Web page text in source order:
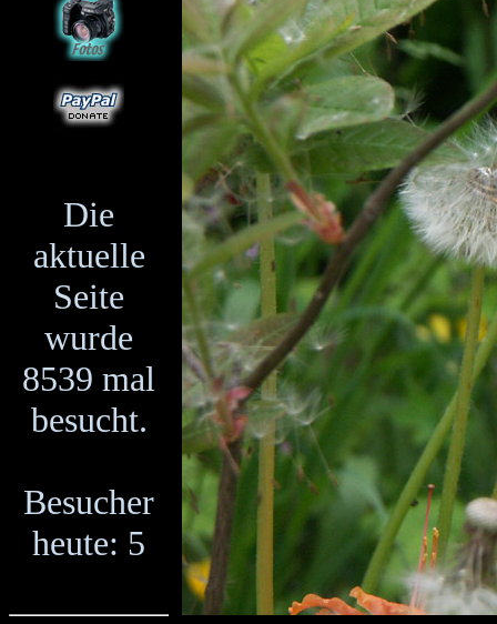
Die
aktuelle
Seite
wurde
8539 mal
besucht.
Besucher
heute: 5